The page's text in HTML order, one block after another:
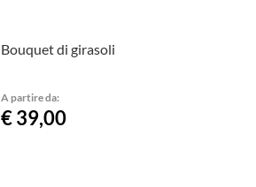
Bouquet di girasoli
A partire da:
€ 39,00